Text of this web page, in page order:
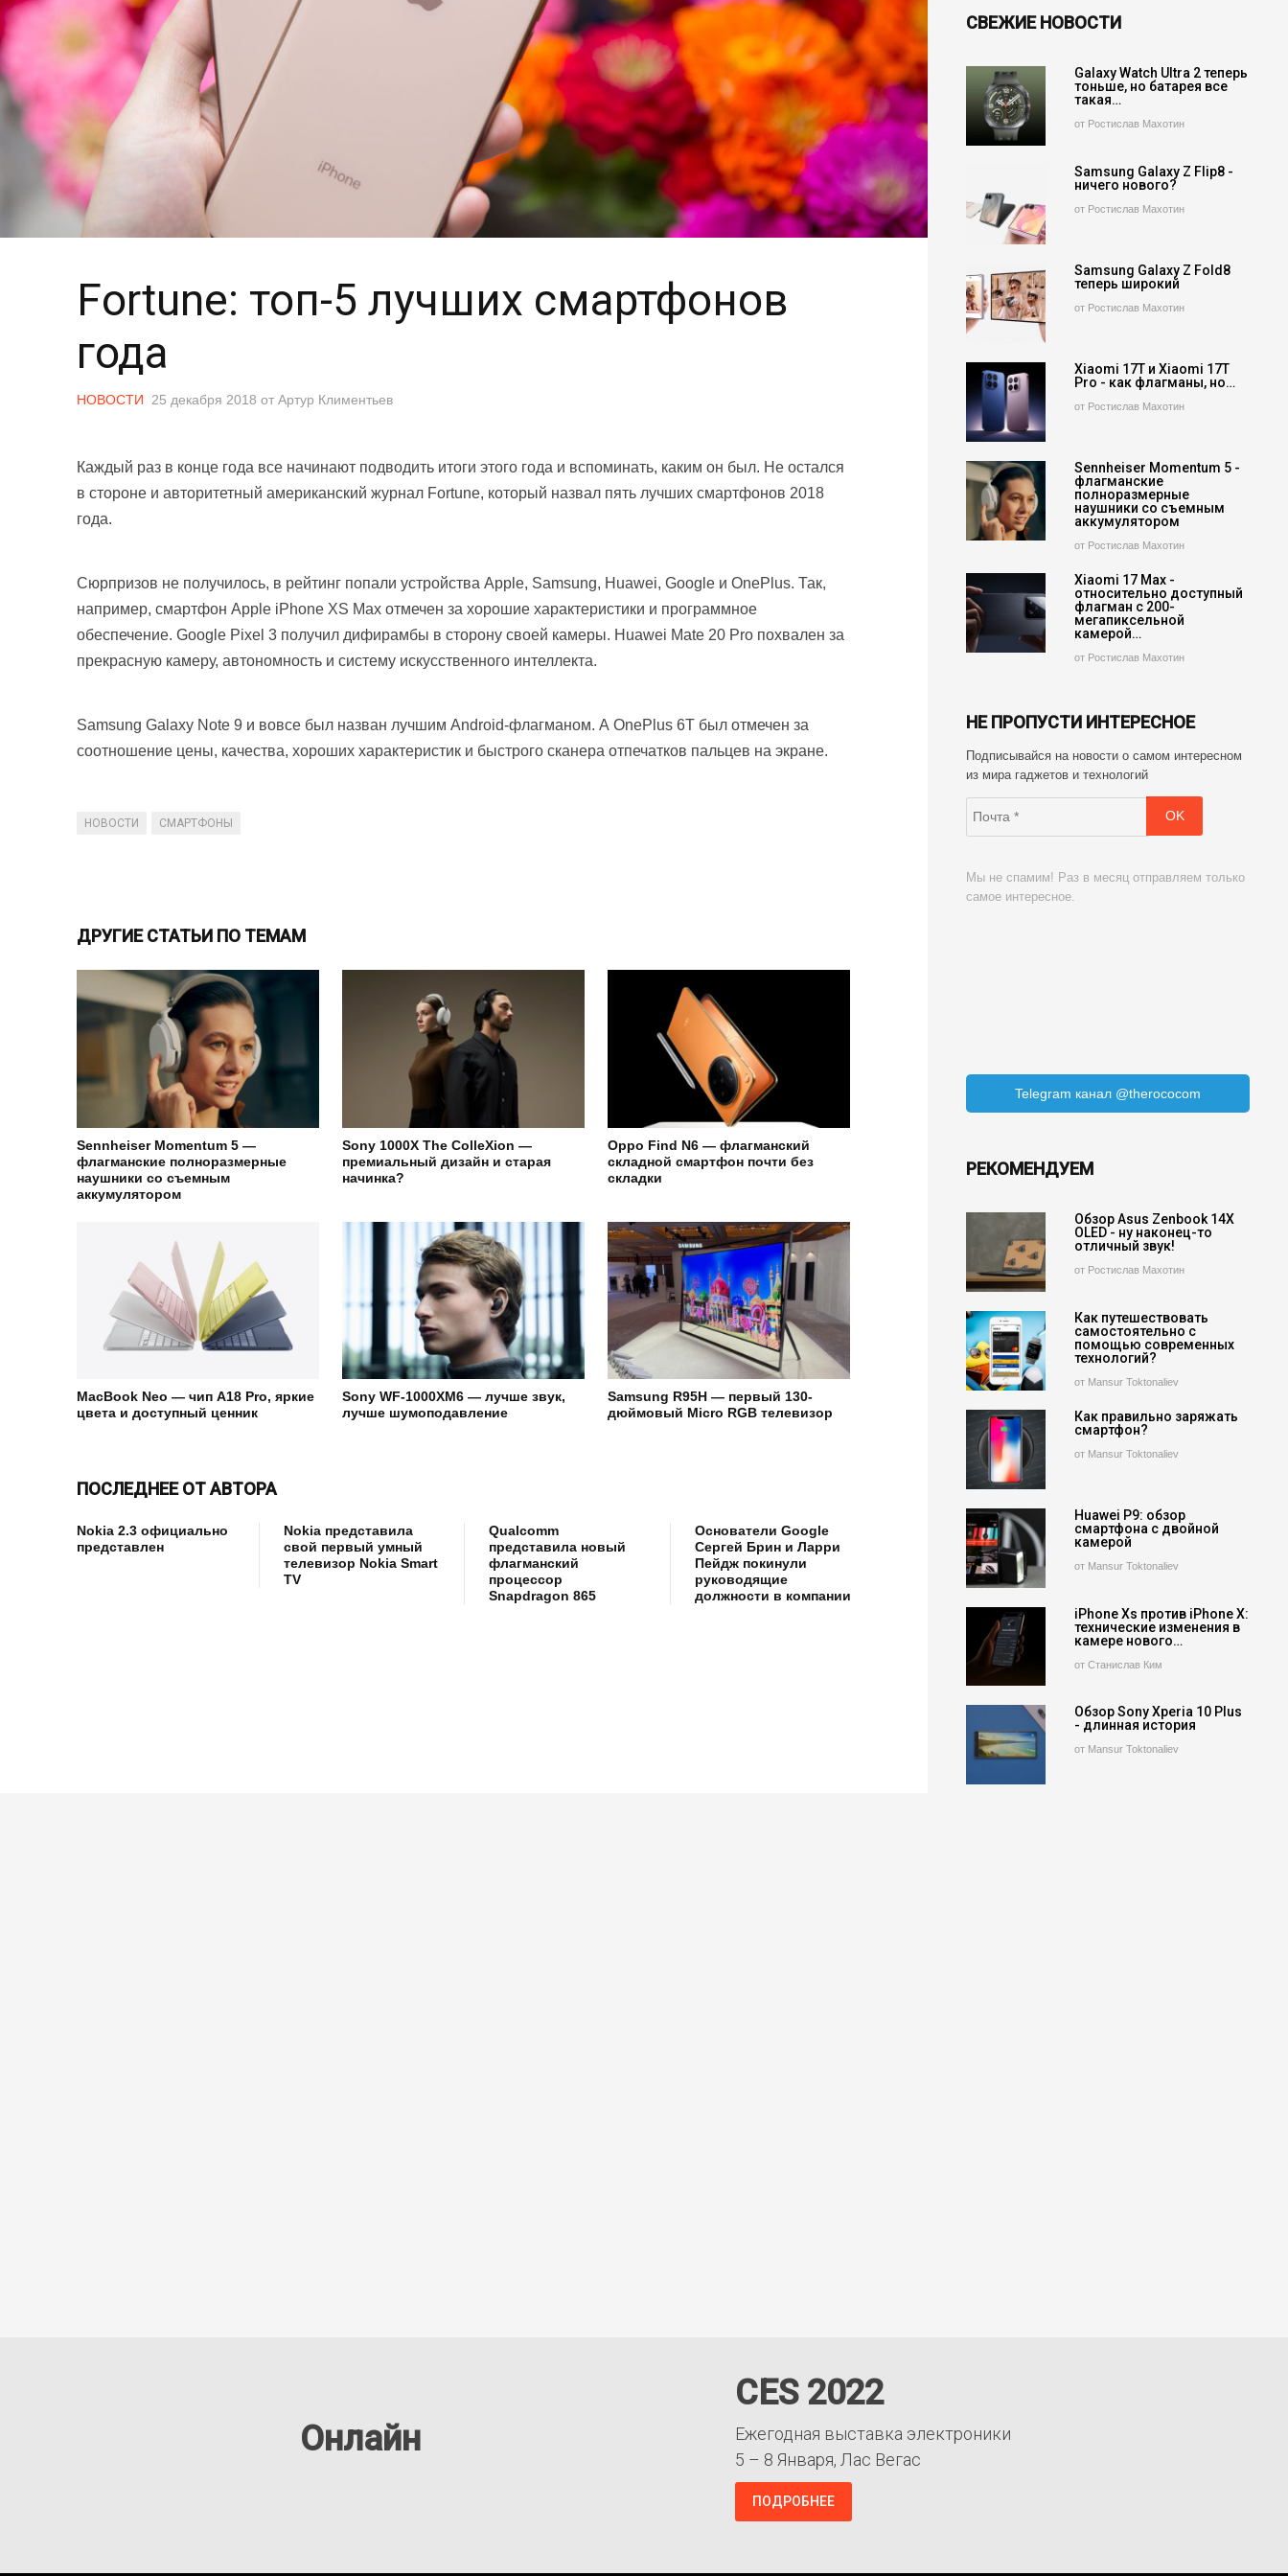
Fortune: топ-5 лучших смартфонов
года
НОВОСТИ 25 декабря 2018 от Артур Климентьев
Каждый раз в конце года все начинают подводить итоги этого года и вспоминать, каким он был. Не остался
в стороне и авторитетный американский журнал Fortune, который назвал пять лучших смартфонов 2018
года.
Сюрпризов не получилось, в рейтинг попали устройства Apple, Samsung, Huawei, Google и OnePlus. Так,
например, смартфон Apple iPhone XS Max отмечен за хорошие характеристики и программное
обеспечение. Google Pixel 3 получил дифирамбы в сторону своей камеры. Huawei Mate 20 Pro похвален за
прекрасную камеру, автономность и систему искусственного интеллекта.
Samsung Galaxy Note 9 и вовсе был назван лучшим Android-флагманом. А OnePlus 6T был отмечен за
соотношение цены, качества, хороших характеристик и быстрого сканера отпечатков пальцев на экране.
НОВОСТИ СМАРТФОНЫ
ДРУГИЕ СТАТЬИ ПО ТЕМАМ
Sennheiser Momentum 5 —
флагманские полноразмерные
наушники со съемным
аккумулятором
Sony 1000X The ColleXion —
премиальный дизайн и старая
начинка?
Oppo Find N6 — флагманский
складной смартфон почти без
складки
MacBook Neo — чип A18 Pro, яркие
цвета и доступный ценник
Sony WF-1000XM6 — лучше звук,
лучше шумоподавление
Samsung R95H — первый 130-
дюймовый Micro RGB телевизор
ПОСЛЕДНЕЕ ОТ АВТОРА
Nokia 2.3 официально
представлен
Nokia представила
свой первый умный
телевизор Nokia Smart
TV
Qualcomm
представила новый
флагманский
процессор
Snapdragon 865
Основатели Google
Сергей Брин и Ларри
Пейдж покинули
руководящие
должности в компании
СВЕЖИЕ НОВОСТИ
Galaxy Watch Ultra 2 теперь
тоньше, но батарея все
такая…
от Ростислав Махотин
Samsung Galaxy Z Flip8 -
ничего нового?
от Ростислав Махотин
Samsung Galaxy Z Fold8
теперь широкий
от Ростислав Махотин
Xiaomi 17T и Xiaomi 17T
Pro - как флагманы, но…
от Ростислав Махотин
Sennheiser Momentum 5 -
флагманские
полноразмерные
наушники со съемным
аккумулятором
от Ростислав Махотин
Xiaomi 17 Max -
относительно доступный
флагман с 200-
мегапиксельной
камерой…
от Ростислав Махотин
НЕ ПРОПУСТИ ИНТЕРЕСНОЕ
Подписывайся на новости о самом интересном
из мира гаджетов и технологий
Мы не спамим! Раз в месяц отправляем только
самое интересное.
Telegram канал @therococom
РЕКОМЕНДУЕМ
Обзор Asus Zenbook 14X
OLED - ну наконец-то
отличный звук!
от Ростислав Махотин
Как путешествовать
самостоятельно с
помощью современных
технологий?
от Mansur Toktonaliev
Как правильно заряжать
смартфон?
от Mansur Toktonaliev
Huawei P9: обзор
смартфона с двойной
камерой
от Mansur Toktonaliev
iPhone Xs против iPhone X:
технические изменения в
камере нового…
от Станислав Ким
Обзор Sony Xperia 10 Plus
- длинная история
от Mansur Toktonaliev
Онлайн
CES 2022
Ежегодная выставка электроники
5 – 8 Января, Лас Вегас
ПОДРОБНЕЕ